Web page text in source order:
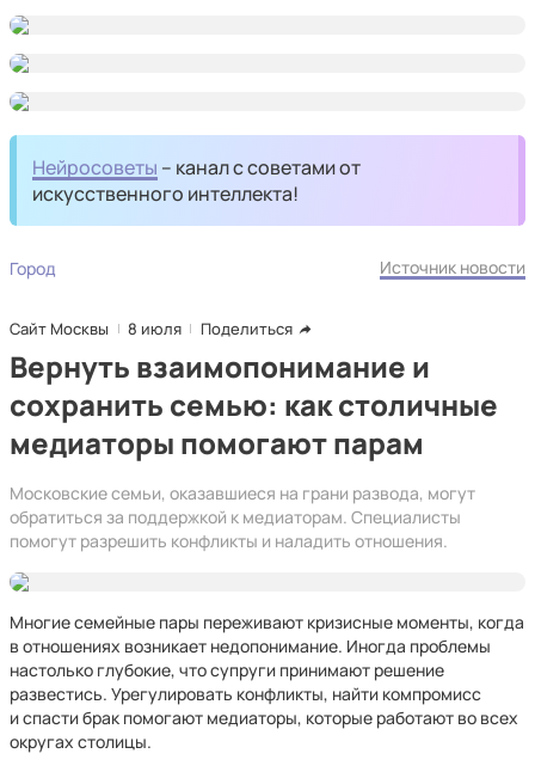
Нейросоветы – канал с советами от
искусственного интеллекта!
Город Источник новости
Сайт Москвы 8 июля Поделиться
Вернуть взаимопонимание и
сохранить семью: как столичные
медиаторы помогают парам
Московские семьи, оказавшиеся на грани развода, могут
обратиться за поддержкой к медиаторам. Специалисты
помогут разрешить конфликты и наладить отношения.
Многие семейные пары переживают кризисные моменты, когда
в отношениях возникает недопонимание. Иногда проблемы
настолько глубокие, что супруги принимают решение
развестись. Урегулировать конфликты, найти компромисс
и спасти брак помогают медиаторы, которые работают во всех
округах столицы.